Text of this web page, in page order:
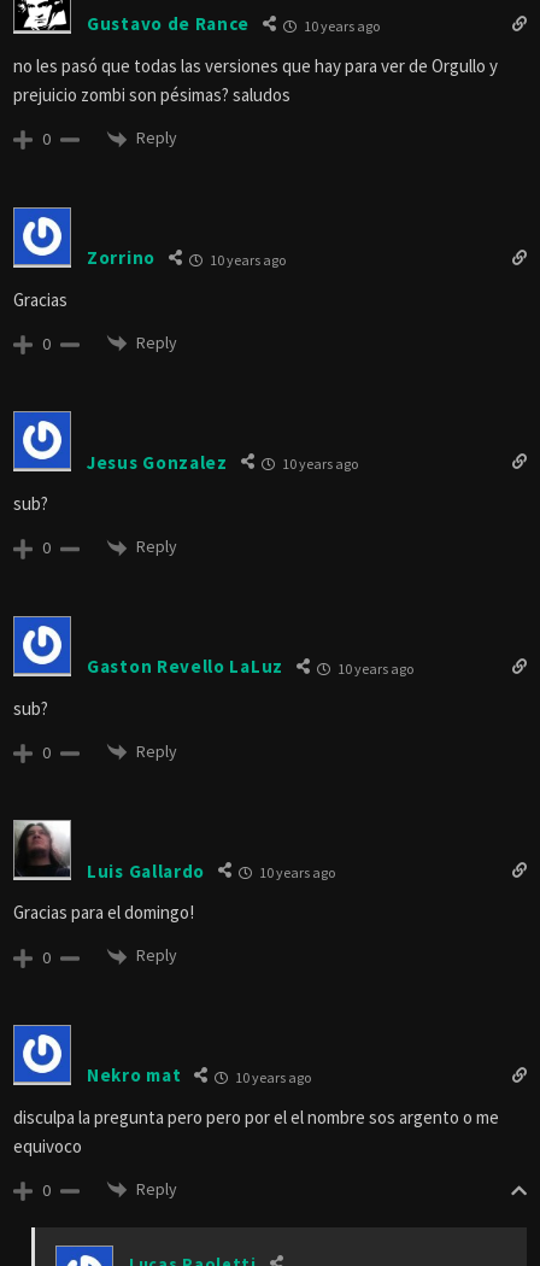
Gustavo de Rance 10 years ago
no les pasó que todas las versiones que hay para ver de Orgullo y
prejuicio zombi son pésimas? saludos
0 Reply
Zorrino 10 years ago
Gracias
0 Reply
Jesus Gonzalez 10 years ago
sub?
0 Reply
Gaston Revello LaLuz 10 years ago
sub?
0 Reply
Luis Gallardo 10 years ago
Gracias para el domingo!
0 Reply
Nekro mat 10 years ago
disculpa la pregunta pero pero por el el nombre sos argento o me
equivoco
0 Reply